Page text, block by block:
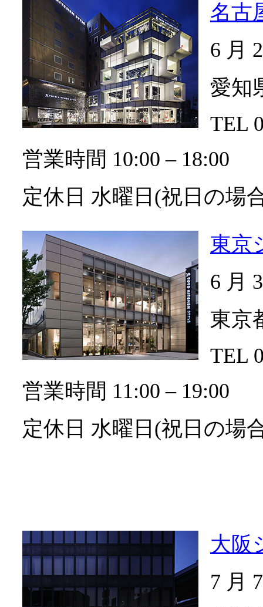
名古
6 月
愛知
TEL
営業時間 10:00 ‒ 18:00
定休日 水曜日(祝日の場
東京
6 月
東京
TEL
営業時間 11:00 ‒ 19:00
定休日 水曜日(祝日の場
大阪
7 月